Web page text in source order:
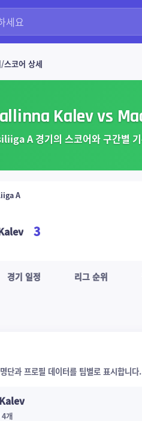
스코어 상세
Kalev vs
A 경기의 스코어와 구간별
A
3
경기 일정 리그 순위
과 프로필 데이터를 팀별로 표시합니다.
4개